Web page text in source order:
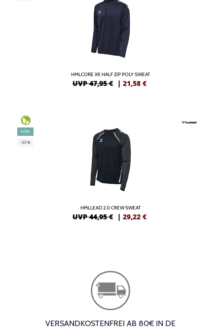
HMLCORE XK HALF ZIP POLY SWEAT
UVP 47,95 € | 21,58 €
NEW
-35%
HMLLEAD 2.0 CREW SWEAT
UVP 44,95 € | 29,22 €
VERSANDKOSTENFREI AB 80€ IN DE